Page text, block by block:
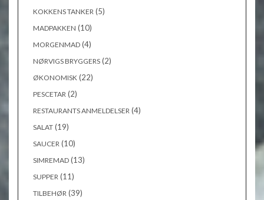
KOKKENS TANKER (5)
MADPAKKEN (10)
MORGENMAD (4)
NØRVIGS BRYGGERS (2)
ØKONOMISK (22)
PESCETAR (2)
RESTAURANTS ANMELDELSER (4)
SALAT (19)
SAUCER (10)
SIMREMAD (13)
SUPPER (11)
TILBEHØR (39)